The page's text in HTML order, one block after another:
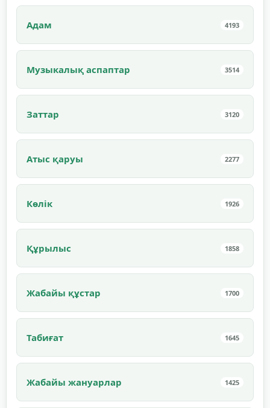
Адам 4193
Музыкалық аспаптар 3514
Заттар 3120
Атыс қаруы 2277
Көлік 1926
Құрылыс 1858
Жабайы құстар 1700
Табиғат 1645
Жабайы жануарлар 1425